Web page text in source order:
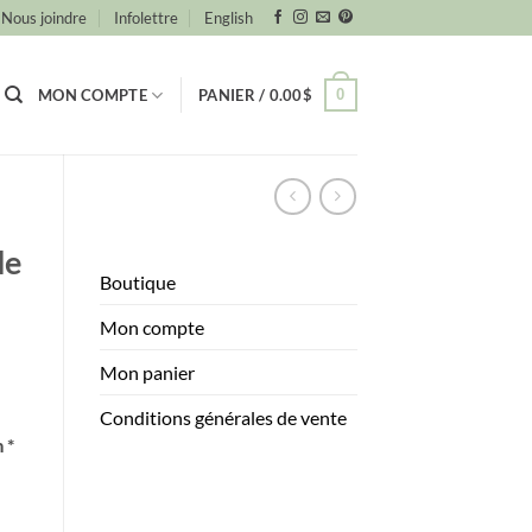
Nous joindre Infolettre English
MON COMPTE PANIER / 0.00$ 0
Boutique
Mon compte
Mon panier
Conditions générales de vente
*